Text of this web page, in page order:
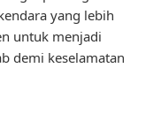
yang lebih
untuk menjadi
demi keselamatan